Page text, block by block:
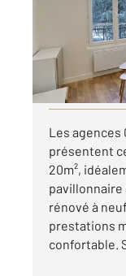
par mois
Visiter le site
Les agences
présentent
20m²,
rénové à
prestations
confortable.